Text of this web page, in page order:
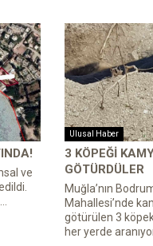
ve
Ulusal Haber
3 KÖPEĞI
GÖTÜRDÜLER
Muğla’nın
Mahallesi’nde
götürülen 3
her yerde